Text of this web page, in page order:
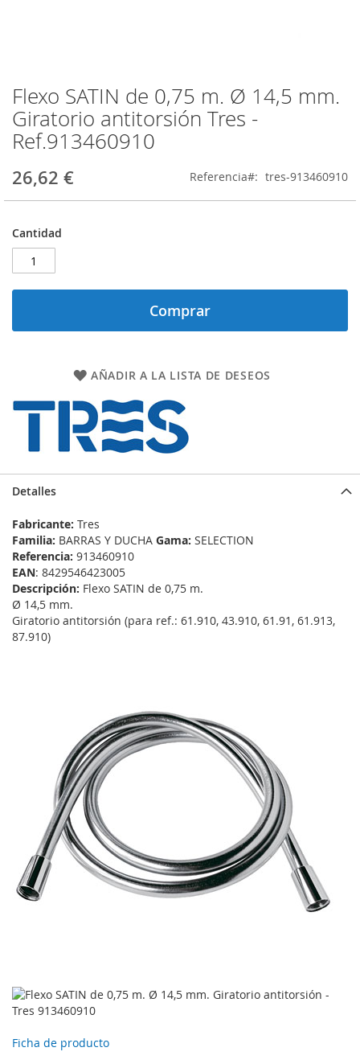
Flexo SATIN de 0,75 m. Ø 14,5 mm.
Giratorio antitorsión Tres -
Ref.913460910
26,62 € Referencia tres-913460910
Cantidad
Comprar
AÑADIR A LA LISTA DE DESEOS
Saltar
al
comienzo
de
galería
de
imágenes
Detalles
Fabricante: Tres
Familia: BARRAS Y DUCHA Gama: SELECTION
Referencia: 913460910
EAN: 8429546423005
Descripción: Flexo SATIN de 0,75 m.
Ø 14,5 mm.
Giratorio antitorsión (para ref.: 61.910, 43.910, 61.91, 61.913,
87.910)
Ficha de producto